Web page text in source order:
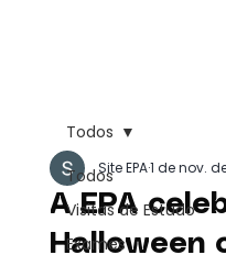
Todos
Visitas de Estudo
Exames
Todos
A EPA
Halloween
Site EPA1 de nov.